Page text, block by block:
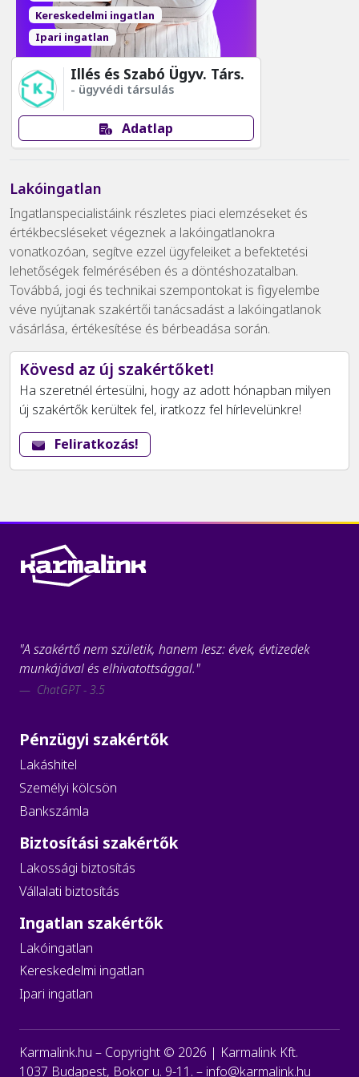
Kereskedelmi ingatlan
Ipari ingatlan
Illés és Szabó Ügyv. Társ.
- ügyvédi társulás
Adatlap
Lakóingatlan
Ingatlanspecialistáink részletes piaci elemzéseket és
értékbecsléseket végeznek a lakóingatlanokra
vonatkozóan, segítve ezzel ügyfeleiket a befektetési
lehetőségek felmérésében és a döntéshozatalban.
Továbbá, jogi és technikai szempontokat is figyelembe
véve nyújtanak szakértői tanácsadást a lakóingatlanok
vásárlása, értékesítése és bérbeadása során.
Kövesd az új szakértőket!
Ha szeretnél értesülni, hogy az adott hónapban milyen
új szakértők kerültek fel, iratkozz fel hírlevelünkre!
Feliratkozás!
"A szakértő nem születik, hanem lesz: évek, évtizedek
munkájával és elhivatottsággal."
ChatGPT - 3.5
Pénzügyi szakértők
Lakáshitel
Személyi kölcsön
Bankszámla
Biztosítási szakértők
Lakossági biztosítás
Vállalati biztosítás
Ingatlan szakértők
Lakóingatlan
Kereskedelmi ingatlan
Ipari ingatlan
Karmalink.hu – Copyright © 2026 | Karmalink Kft.
1037 Budapest, Bokor u. 9-11. – info@karmalink.hu